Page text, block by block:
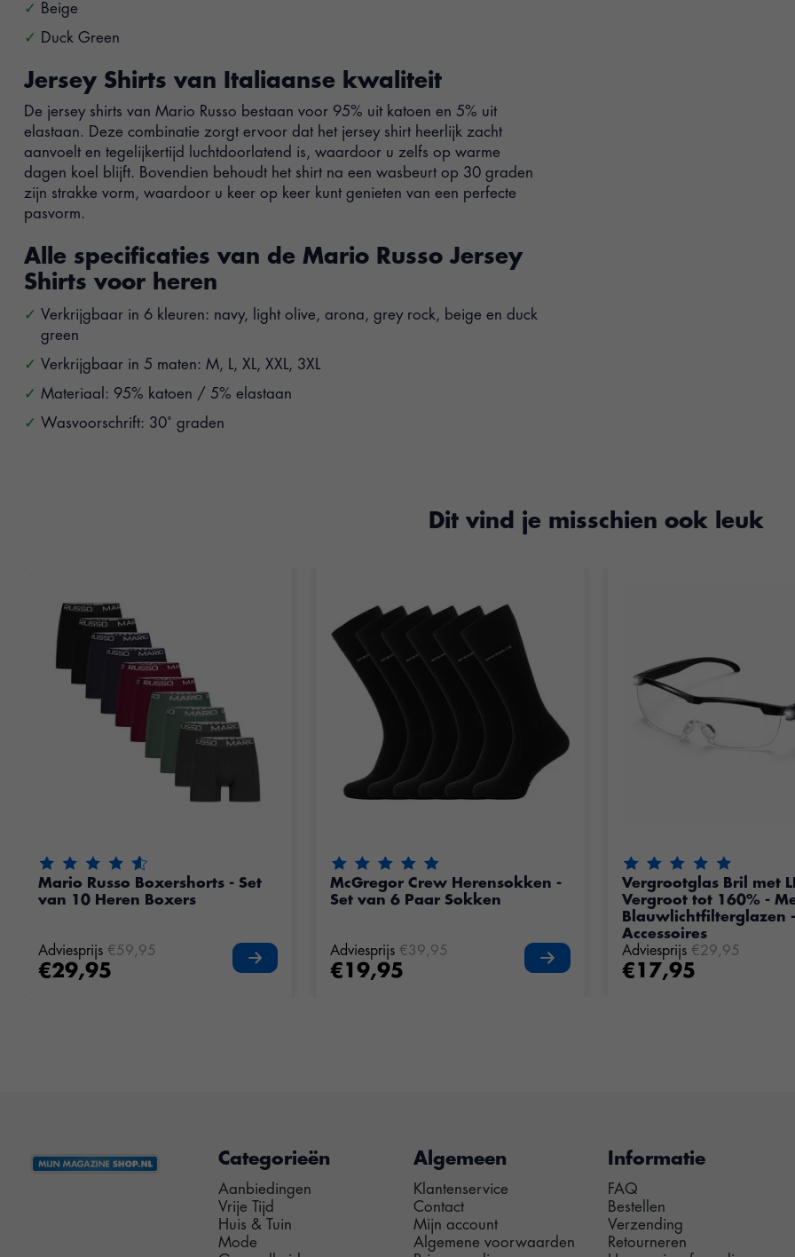
Beige
Duck Green
Jersey Shirts van Italiaanse kwaliteit
De jersey shirts van Mario Russo bestaan voor 95% uit katoen en 5% uit
elastaan. Deze combinatie zorgt ervoor dat het jersey shirt heerlijk zacht
aanvoelt en tegelijkertijd luchtdoorlatend is, waardoor u zelfs op warme
dagen koel blijft. Bovendien behoudt het shirt na een wasbeurt op 30 graden
zijn strakke vorm, waardoor u keer op keer kunt genieten van een perfecte
pasvorm.
Alle specificaties van de Mario Russo Jersey
Shirts voor heren
Verkrijgbaar in 6 kleuren: navy, light olive, arona, grey rock, beige en duck
green
Verkrijgbaar in 5 maten: M, L, XL, XXL, 3XL
Materiaal: 95% katoen / 5% elastaan
Wasvoorschrift: 30˚ graden
Dit vind je misschien ook leuk
De beoordeling van dit product is van de 5
Mario Russo Boxershorts - Set
van 10 Heren Boxers
Adviesprijs €59,95
€29,95
De beoordeling van dit product is van de 5
McGregor Crew Herensokken -
Set van 6 Paar Sokken
Adviesprijs €39,95
€19,95
De beoordeling van dit
Vergrootglas Bril met
Vergroot tot 160% -
Blauwlichtfilterglazen
Accessoires
Adviesprijs €29,95
€17,95
Categorieën
Aanbiedingen
Vrije Tijd
Huis & Tuin
Mode
Algemeen
Klantenservice
Contact
Mijn account
Algemene voorwaarden
Informatie
FAQ
Bestellen
Verzending
Retourneren